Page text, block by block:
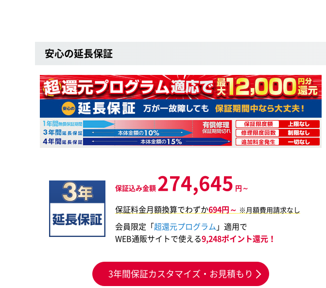
安心の延長保証
保証込み金額 274,645 円～
保証料金月額換算でわずか694円～ ※月額費用請求なし
会員限定「超還元プログラム 」適用で
WEB通販サイトで使える9,248ポイント還元！
3年間保証カスタマイズ・お見積もり